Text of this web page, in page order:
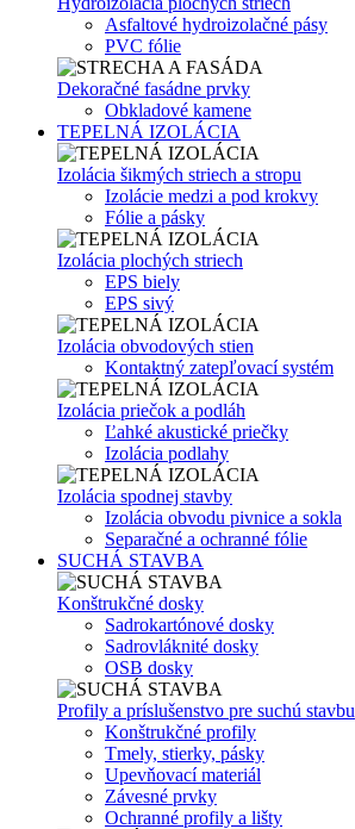
Asfaltové hydroizolačné pásy
PVC fólie
Dekoračné fasádne prvky
Obkladové kamene
TEPELNÁ IZOLÁCIA
Izolácia šikmých striech a stropu
Izolácie medzi a pod krokvy
Fólie a pásky
Izolácia plochých striech
EPS biely
EPS sivý
Izolácia obvodových stien
Kontaktný zatepľovací systém
Izolácia priečok a podláh
Ľahké akustické priečky
Izolácia podlahy
Izolácia spodnej stavby
Izolácia obvodu pivnice a sokla
Separačné a ochranné fólie
SUCHÁ STAVBA
Konštrukčné dosky
Sadrokartónové dosky
Sadrovláknité dosky
OSB dosky
Profily a príslušenstvo pre suchú stavbu
Konštrukčné profily
Tmely, stierky, pásky
Upevňovací materiál
Závesné prvky
Ochranné profily a lišty